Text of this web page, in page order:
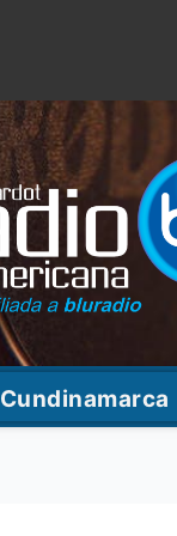
Cundinamarca